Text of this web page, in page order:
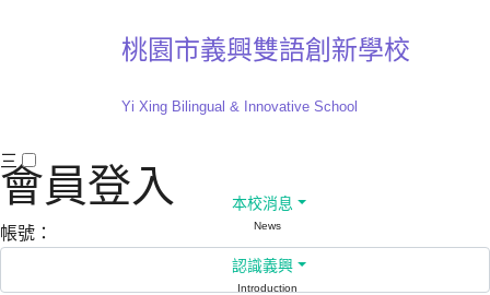
:::
會員登入
帳號：
桃園市義興雙語創新學校
Yi Xing Bilingual & Innovative School
三
本校消息
News
認識義興
Introduction